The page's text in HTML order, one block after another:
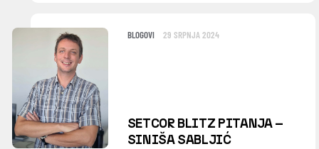
BLOGOVI 29 SRPNJA 2024
SETCOR BLITZ PITANJA –
SINIŠA SABLJIĆ